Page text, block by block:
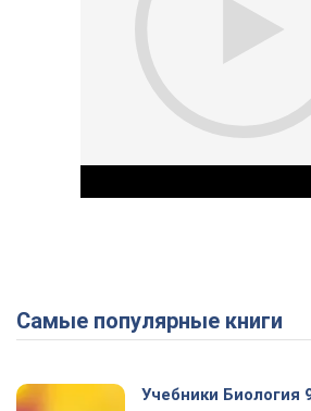
Play
Самые популярные книги
Учебники Биология